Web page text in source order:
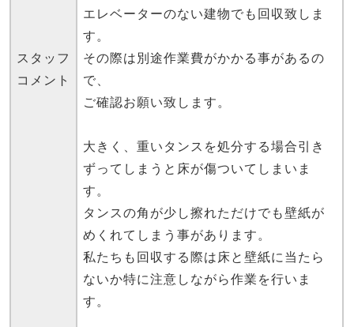
スタッフ
コメント
エレベーターのない建物でも回収致しま
す。
その際は別途作業費がかかる事があるの
で、
ご確認お願い致します。
大きく、重いタンスを処分する場合引き
ずってしまうと床が傷ついてしまいま
す。
タンスの角が少し擦れただけでも壁紙が
めくれてしまう事があります。
私たちも回収する際は床と壁紙に当たら
ないか特に注意しながら作業を行いま
す。